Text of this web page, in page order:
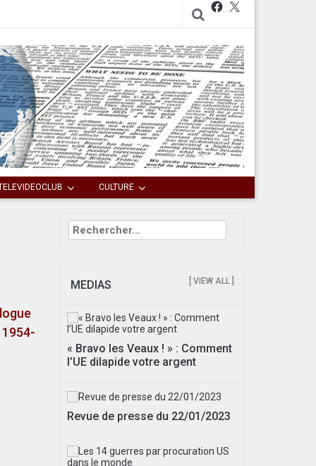
Facebook
CULTURE
Rechercher :
MEDIAS [ VIEW ALL ]
« Bravo les Veaux ! » : Comment
l’UE dilapide votre argent
Revue de presse du 22/01/2023